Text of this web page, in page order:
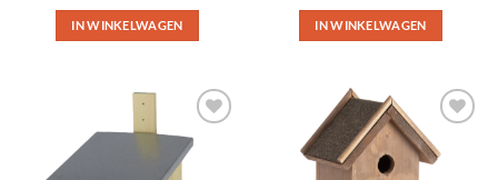
IN WINKELWAGEN IN WINKELWAGEN
Toevoegen
aan
favorieten
Toevoegen
aan